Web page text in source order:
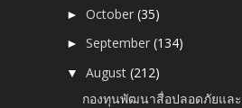
►October(35)
►September(134)
▼August(212)
กองทุนพัฒนาสื่อปลอดภัยแล